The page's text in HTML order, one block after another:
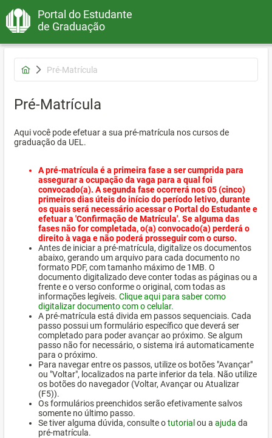
Portal do Estudante
de Graduação
Pré-Matrícula
Pré-Matrícula
Aqui você pode efetuar a sua pré-matrícula nos cursos de
graduação da UEL.
A pré-matrícula é a primeira fase a ser cumprida para
assegurar a ocupação da vaga para a qual foi
convocado(a). A segunda fase ocorrerá nos 05 (cinco)
primeiros dias úteis do início do período letivo, durante
os quais será necessário acessar o Portal do Estudante e
efetuar a 'Confirmação de Matrícula'. Se alguma das
fases não for completada, o(a) convocado(a) perderá o
direito à vaga e não poderá prosseguir com o curso.
Antes de iniciar a pré-matrícula, digitalize os documentos
abaixo, gerando um arquivo para cada documento no
formato PDF, com tamanho máximo de 1MB. O
documento digitalizado deve conter todas as páginas ou a
frente e o verso conforme o original, com todas as
informações legíveis. Clique aqui para saber como
digitalizar documento com o celular.
A pré-matrícula está divida em passos sequenciais. Cada
passo possui um formulário específico que deverá ser
completado para poder avançar ao próximo. Se algum
passo não for necessário, o sistema irá automaticamente
para o próximo.
Para navegar entre os passos, utilize os botões "Avançar"
ou "Voltar", localizados na parte inferior da tela. Não utilize
os botões do navegador (Voltar, Avançar ou Atualizar
(F5)).
Os formulários preenchidos serão efetivamente salvos
somente no último passo.
Se tiver alguma dúvida, consulte otutorial ou a ajuda da
pré-matrícula.